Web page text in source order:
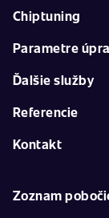
Chiptuning
Parametre
Ďalšie služby
Referencie
Kontakt
Zoznam